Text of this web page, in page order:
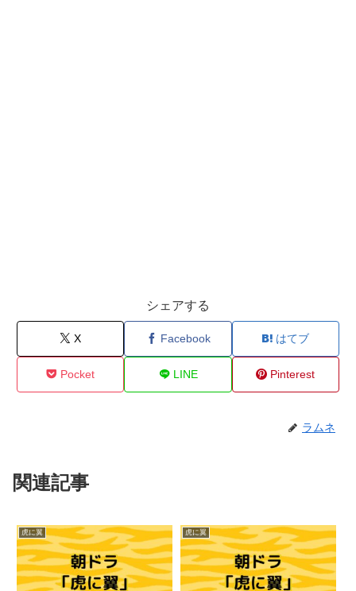
シェアする
X Facebook はてブ
Pocket LINE Pinterest
ラムネ
関連記事
虎に翼 虎に翼